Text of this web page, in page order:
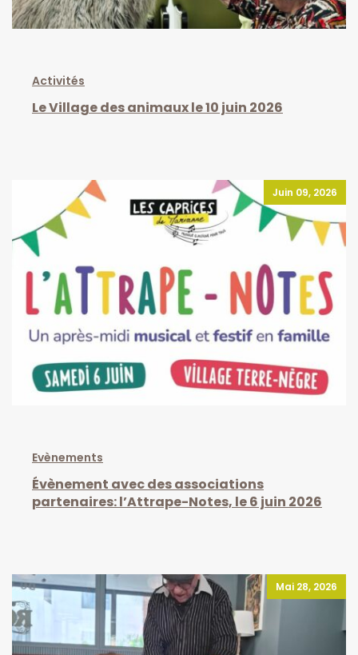
Activités
Le Village des animaux le 10 juin 2026
Juin 09, 2026
Evènements
Évènement avec des associations
partenaires: l’Attrape-Notes, le 6 juin 2026
Mai 28, 2026